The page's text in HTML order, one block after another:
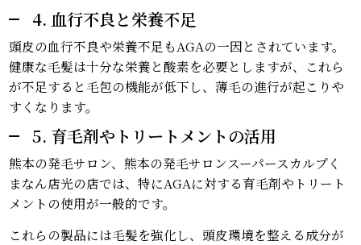
4. 血行不良と栄養不足
頭皮の血行不良や栄養不足もAGAの一因とされています。
健康な毛髪は十分な栄養と酸素を必要としますが、これら
が不足すると毛包の機能が低下し、薄毛の進行が起こりや
すくなります。
5. 育毛剤やトリートメントの活用
熊本の発毛サロン、熊本の発毛サロンスーパースカルプく
まなん店光の店では、特にAGAに対する育毛剤やトリート
メントの使用が一般的です。
これらの製品には毛髪を強化し、頭皮環境を整える成分が